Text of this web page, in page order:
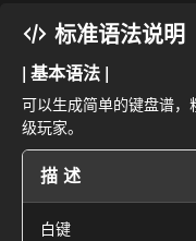
标准语法说明
| 基本语法 |
可以生成简单的键盘谱
级玩家。
描述
白键